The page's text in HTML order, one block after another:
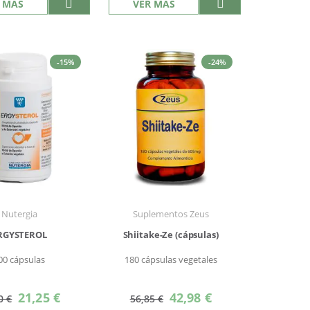
MÁS VER MÁS
-15%
Nutergia
cápsulas
€ Precio
especial
21,25 €
-24%
Suplementos Zeus
Shiitake-Ze (cápsulas)
180 cápsulas vegetales
56,85 € Precio
especial
42,98 €